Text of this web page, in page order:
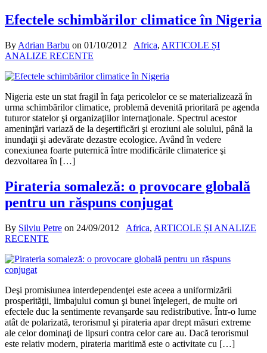
Efectele schimbărilor climatice în Nigeria
By Adrian Barbu on 01/10/2012 Africa, ARTICOLE ȘI
ANALIZE RECENTE
Nigeria este un stat fragil în faţa pericolelor ce se materializează în
urma schimbărilor climatice, problemă devenită prioritară pe agenda
tuturor statelor şi organizaţiilor internaţionale. Spectrul acestor
ameninţări variază de la deşertificări şi eroziuni ale solului, până la
inundaţii şi adevărate dezastre ecologice. Având în vedere
conexiunea foarte puternică între modificările climaterice şi
dezvoltarea în […]
Pirateria somaleză: o provocare globală
pentru un răspuns conjugat
By Silviu Petre on 24/09/2012 Africa, ARTICOLE ȘI ANALIZE
RECENTE
Deşi promisiunea interdependenţei este aceea a uniformizării
prosperităţii, limbajului comun şi bunei înţelegeri, de multe ori
efectele duc la sentimente revanşarde sau redistributive. Într-o lume
atât de polarizată, terorismul şi pirateria apar drept măsuri extreme
ale celor dominaţi de lipsuri contra celor care au. Dacă terorismul
este relativ modern, pirateria maritimă este o activitate cu […]